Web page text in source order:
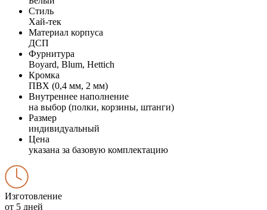
Стиль
Хай-тек
Материал корпуса
ДСП
Фурнитура
Boyard, Blum, Hettich
Кромка
ПВХ (0,4 мм, 2 мм)
Внутреннее наполнение
на выбор (полки, корзины, штанги)
Размер
индивидуальный
Цена
указана за базовую комплектацию
Изготовление
от 5 дней